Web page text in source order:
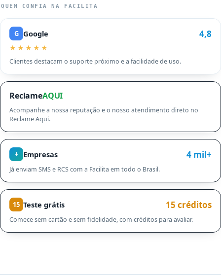
QUEM CONFIA NA FACILITA
G Google 4,8
★★★★★
Clientes destacam o suporte próximo e a facilidade de uso.
ReclameAQUI
Acompanhe a nossa reputação e o nosso atendimento direto no
Reclame Aqui.
+ Empresas 4 mil+
Já enviam SMS e RCS com a Facilita em todo o Brasil.
15 Teste grátis 15 créditos
Comece sem cartão e sem fidelidade, com créditos para avaliar.